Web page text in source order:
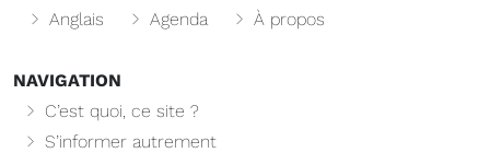
Anglais
Agenda À propos
NAVIGATION
C’est quoi, ce site ?
S’informer autrement